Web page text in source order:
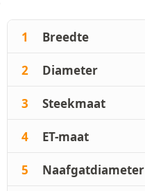
1 Breedte
2 Diameter
3 Steekmaat
4 ET-maat
5 Naafgatdiameter